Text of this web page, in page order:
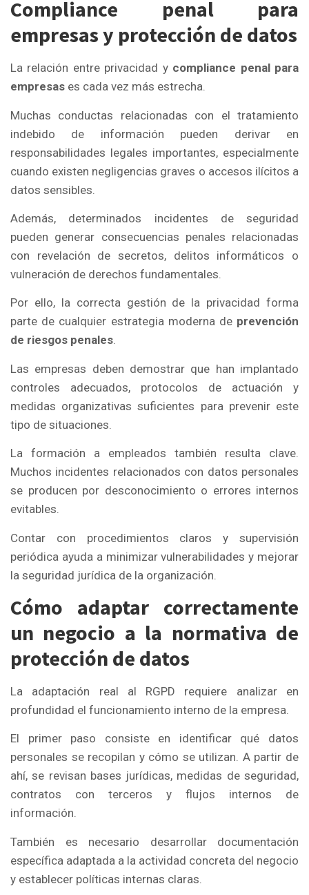
Compliance penal para
empresas y protección de datos
La relación entre privacidad y compliance penal para
empresas es cada vez más estrecha.
Muchas conductas relacionadas con el tratamiento
indebido de información pueden derivar en
responsabilidades legales importantes, especialmente
cuando existen negligencias graves o accesos ilícitos a
datos sensibles.
Además, determinados incidentes de seguridad
pueden generar consecuencias penales relacionadas
con revelación de secretos, delitos informáticos o
vulneración de derechos fundamentales.
Por ello, la correcta gestión de la privacidad forma
parte de cualquier estrategia moderna de prevención
de riesgos penales.
Las empresas deben demostrar que han implantado
controles adecuados, protocolos de actuación y
medidas organizativas suficientes para prevenir este
tipo de situaciones.
La formación a empleados también resulta clave.
Muchos incidentes relacionados con datos personales
se producen por desconocimiento o errores internos
evitables.
Contar con procedimientos claros y supervisión
periódica ayuda a minimizar vulnerabilidades y mejorar
la seguridad jurídica de la organización.
Cómo adaptar correctamente
un negocio a la normativa de
protección de datos
La adaptación real al RGPD requiere analizar en
profundidad el funcionamiento interno de la empresa.
El primer paso consiste en identificar qué datos
personales se recopilan y cómo se utilizan. A partir de
ahí, se revisan bases jurídicas, medidas de seguridad,
contratos con terceros y flujos internos de
información.
También es necesario desarrollar documentación
específica adaptada a la actividad concreta del negocio
y establecer políticas internas claras.